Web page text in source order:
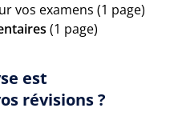
vos examens (1 page)
(1 page)
est
révisions ?